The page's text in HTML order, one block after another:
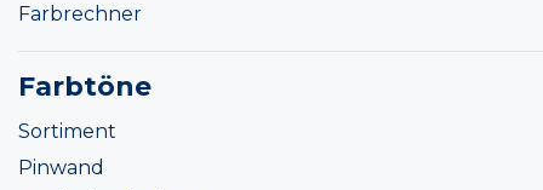
Farbrechner
Farbtöne
Sortiment
Pinwand